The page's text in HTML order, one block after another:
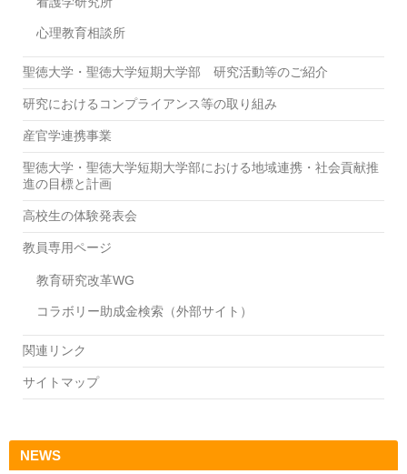
心理教育相談所
聖徳大学・聖徳大学短期大学部 研究活動等のご紹介
研究におけるコンプライアンス等の取り組み
産官学連携事業
聖徳大学・聖徳大学短期大学部における地域連携・社会貢献推
進の目標と計画
高校生の体験発表会
教員専用ページ
教育研究改革WG
コラボリー助成金検索（外部サイト）
関連リンク
サイトマップ
NEWS